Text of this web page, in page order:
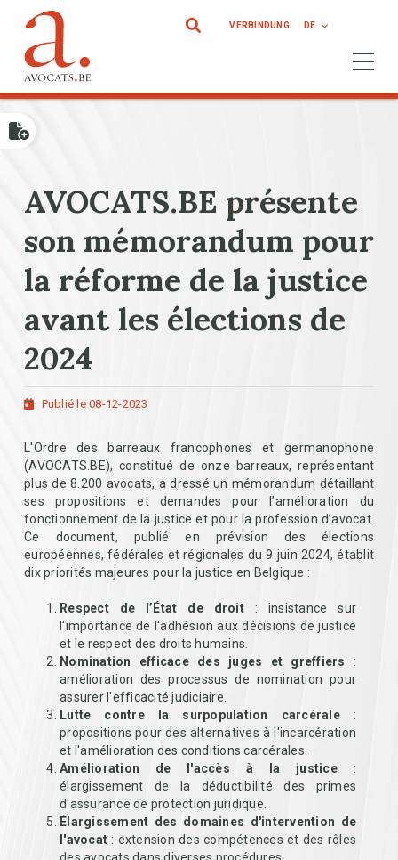
Direkt zum Inhalt
Ouvrir
VERBINDUNG DE
AVOCATS.BE présente
son mémorandum pour
la réforme de la justice
avant les élections de
2024
Publié le 08-12-2023
L'Ordre des barreaux francophones et germanophone
(AVOCATS.BE), constitué de onze barreaux, représentant
plus de 8.200 avocats, a dressé un mémorandum détaillant
ses propositions et demandes pour l’amélioration du
fonctionnement de la justice et pour la profession d’avocat.
Ce document, publié en prévision des élections
européennes, fédérales et régionales du 9 juin 2024, établit
dix priorités majeures pour la justice en Belgique :
Respect de l’État de droit: insistance sur
l'importance de l'adhésion aux décisions de justice
et le respect des droits humains.
Nomination efficace des juges et greffiers :
amélioration des processus de nomination pour
assurer l'efficacité judiciaire.
Lutte contre la surpopulation carcérale:
propositions pour des alternatives à l'incarcération
et l'amélioration des conditions carcérales.
Amélioration de l'accès à la justice:
élargissement de la déductibilité des primes
d'assurance de protection juridique.
Élargissement des domaines d'intervention de
l'avocat : extension des compétences et des rôles